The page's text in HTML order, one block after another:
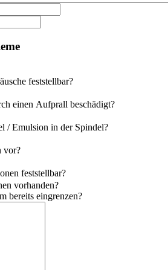
feststellbar?
einen Aufprall beschädigt?
/ Emulsion in der Spindel?
vor?
feststellbar?
vorhanden?
bereits eingrenzen?